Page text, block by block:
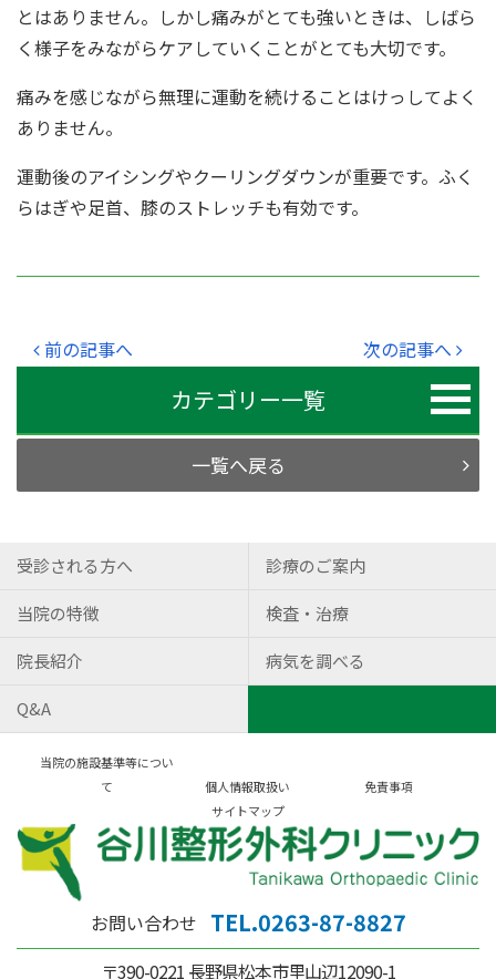
とはありません。しかし痛みがとても強いときは、しばら
く様子をみながらケアしていくことがとても大切です。
痛みを感じながら無理に運動を続けることはけっしてよく
ありません。
運動後のアイシングやクーリングダウンが重要です。ふく
らはぎや足首、膝のストレッチも有効です。
前の記事へ 次の記事へ
カテゴリー一覧
一覧へ戻る
受診される方へ 診療のご案内
当院の特徴 検査・治療
院長紹介 病気を調べる
Q&A
当院の施設基準等につい
て
個人情報取扱い
免責事項
サイトマップ
お問い合わせ TEL.0263-87-8827
〒390-0221 長野県松本市里山辺12090-1